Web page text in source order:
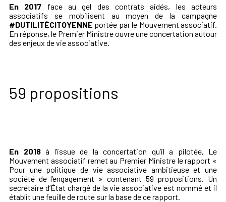
En 2017 face au gel des contrats aidés, les acteurs
associatifs se mobilisent au moyen de la campagne
#DUTILITÉCITOYENNE portée par le Mouvement associatif.
En réponse, le Premier Ministre ouvre une concertation autour
des enjeux de vie associative.
59 propositions
En 2018à l’issue de la concertation qu’il a pilotée, Le
Mouvement associatif remet au Premier Ministre le rapport «
Pour une politique de vie associative ambitieuse et une
société de l’engagement » contenant 59 propositions. Un
secrétaire d’État chargé de la vie associative est nommé et il
établit une feuille de route sur la base de ce rapport.